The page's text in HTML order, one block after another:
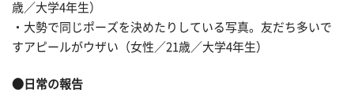
歳／大学4年生）
・大勢で同じポーズを決めたりしている写真。友だち多いで
すアピールがウザい（女性／21歳／大学4年生）
●日常の報告